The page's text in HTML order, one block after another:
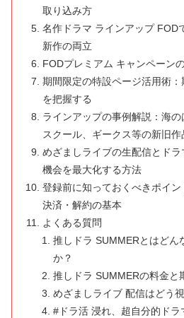
取り込み方
名作ドラマ ラインアップ FOD
新作の両立
FODプレミアム キャンペーン
期間限定の特設ページ活用術
を把握する
ラインアップの事例解説：海
スクール、ギークス等の新旧作
めざましライブの生配信とド
機会を最大化する方法
登録前に知っておくべきポイン
決済・解約の基本
よくある質問
推しドラ SUMMERとはどん
か？
推しドラ SUMMERの料金と
めざましライブ 配信はどう
#ドラ活 浸れ、超自分的ドラ